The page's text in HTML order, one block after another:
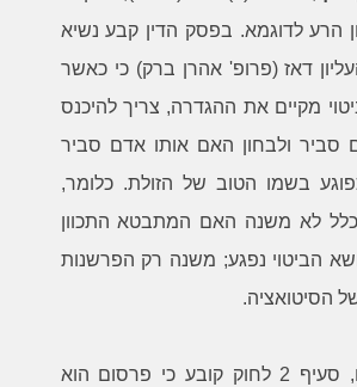
הרע לדוגמא. בפסק הדין קבע נשיא
דאז (פרופ' אהרן ברק) כי כאשר
מקיים את ההגדרה, צריך להיכנס
סביר ולבחון האם אותו אדם סביר
בשמו הטוב של הזולת. כלומר,
לא משנה האם המתבטא התכוון
הביטוי נפגע; משנה רק הפרשנות
הסיטואציה.
, סעיף 2 לחוק קובע כי פרסום הוא